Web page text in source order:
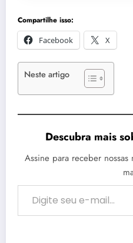
Compartilhe isso:
Facebook
X
Neste artigo
Descubra mais
Assine para receber
Digite seu e-mail…